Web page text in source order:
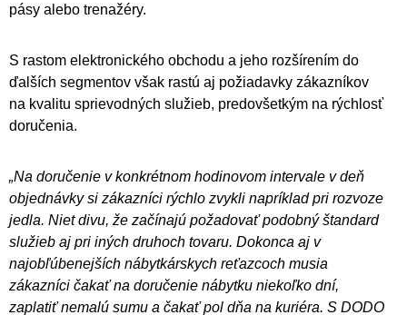
pásy alebo trenažéry.
S rastom elektronického obchodu a jeho rozšírením do
ďalších segmentov však rastú aj požiadavky zákazníkov
na kvalitu sprievodných služieb, predovšetkým na rýchlosť
doručenia.
„Na doručenie v konkrétnom hodinovom intervale v deň
objednávky si zákazníci rýchlo zvykli napríklad pri rozvoze
jedla. Niet divu, že začínajú požadovať podobný štandard
služieb aj pri iných druhoch tovaru. Dokonca aj v
najobľúbenejších nábytkárskych reťazcoch musia
zákazníci čakať na doručenie nábytku niekoľko dní,
zaplatiť nemalú sumu a čakať pol dňa na kuriéra. S DODO